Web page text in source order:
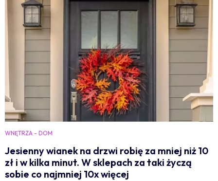
WNĘTRZA - DOM
Jesienny wianek na drzwi robię za mniej niż 10
zł i w kilka minut. W sklepach za taki życzą
sobie co najmniej 10x więcej